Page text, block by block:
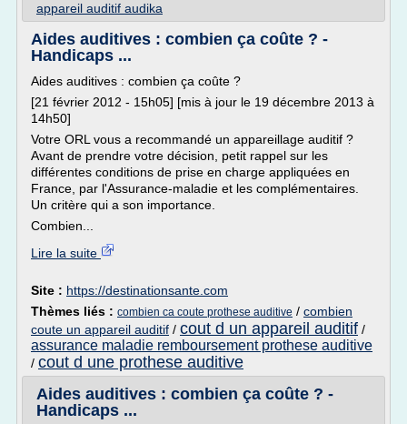
appareil auditif audika
Aides auditives : combien ça coûte ? -
Handicaps ...
Aides auditives : combien ça coûte ?
[21 février 2012 - 15h05] [mis à jour le 19 décembre 2013 à
14h50]
Votre ORL vous a recommandé un appareillage auditif ?
Avant de prendre votre décision, petit rappel sur les
différentes conditions de prise en charge appliquées en
France, par l'Assurance-maladie et les complémentaires.
Un critère qui a son importance.
Combien...
Lire la suite
Site : https://destinationsante.com
Thèmes liés : combien ca coute prothese auditive / combien
coute un appareil auditif / cout d un appareil auditif /
assurance maladie remboursement prothese auditive
/ cout d une prothese auditive
Aides auditives : combien ça coûte ? -
Handicaps ...